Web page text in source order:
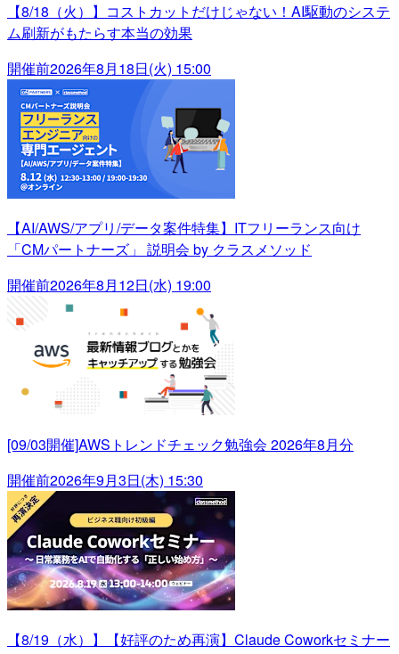
【8/18（火）】コストカットだけじゃない！AI駆動のシステ
ム刷新がもたらす本当の効果
開催前2026年8月18日(火) 15:00
【AI/AWS/アプリ/データ案件特集】ITフリーランス向け
「CMパートナーズ」 説明会 by クラスメソッド
開催前2026年8月12日(水) 19:00
[09/03開催]AWSトレンドチェック勉強会 2026年8月分
開催前2026年9月3日(木) 15:30
【8/19（水）】【好評のため再演】Claude Coworkセミナー